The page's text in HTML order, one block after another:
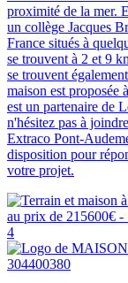
proximité de la mer.
un collège Jacques
France situés à
se trouvent à 2 et 9
se trouvent
maison est proposée
est un partenaire de
n'hésitez pas à
Extraco Pont-
disposition pour
votre projet.
4